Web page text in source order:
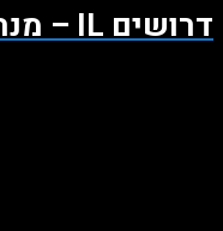
דרושים IL – מנהלי כספים